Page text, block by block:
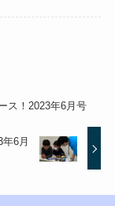
ス！2023年6月号
6月